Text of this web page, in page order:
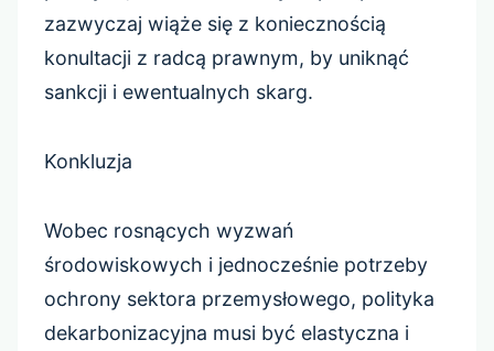
zazwyczaj wiąże się z koniecznością
konultacji z radcą prawnym, by uniknąć
sankcji i ewentualnych skarg.
Konkluzja
Wobec rosnących wyzwań
środowiskowych i jednocześnie potrzeby
ochrony sektora przemysłowego, polityka
dekarbonizacyjna musi być elastyczna i